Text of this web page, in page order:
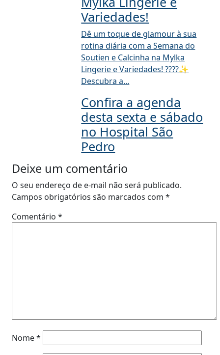
Variedades!
Dê um toque de glamour à sua
rotina diária com a Semana do
Soutien e Calcinha na Mylka
Lingerie e Variedades! ????️✨
Descubra a...
Confira a agenda
desta sexta e sábado
no Hospital São
Pedro
Deixe um comentário
O seu endereço de e-mail não será publicado.
Campos obrigatórios são marcados com *
Comentário *
Nome*